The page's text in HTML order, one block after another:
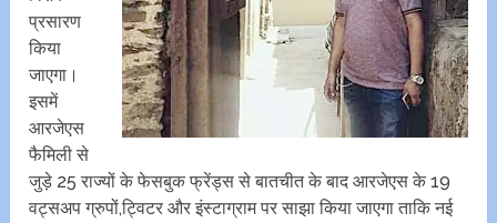
प्रसारण
किया
जाएगा।
इसमें
आरजेएस
फैमिली से
जुड़े 25 राज्यों के फेसबुक फ्रेंड्स से बातचीत के बाद आरजेएस के 19
वट्सअप ग्रुपों,ट्विटर और इंस्टाग्राम पर साझा किया जाएगा ताकि नई